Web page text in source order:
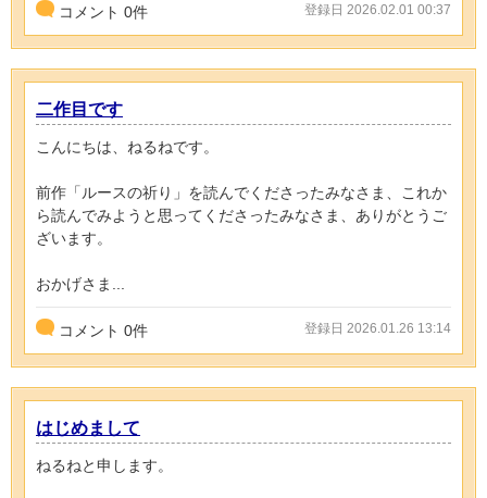
コメント 0件 登録日 2026.02.01 00:37
二作目です
こんにちは、ねるねです。
前作「ルースの祈り」を読んでくださったみなさま、これか
ら読んでみようと思ってくださったみなさま、ありがとうご
ざいます。
おかげさま...
コメント 0件 登録日 2026.01.26 13:14
はじめまして
ねるねと申します。